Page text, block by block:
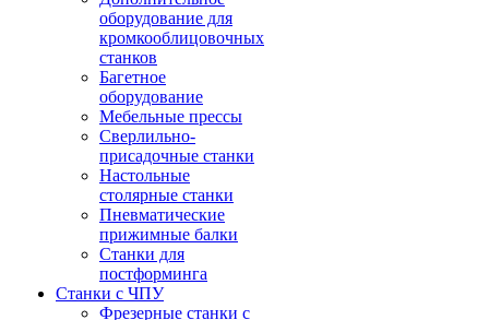
оборудование для
кромкооблицовочных
станков
Багетное
оборудование
Мебельные прессы
Сверлильно-
присадочные станки
Настольные
столярные станки
Пневматические
прижимные балки
Станки для
постформинга
Станки с ЧПУ
Фрезерные станки с